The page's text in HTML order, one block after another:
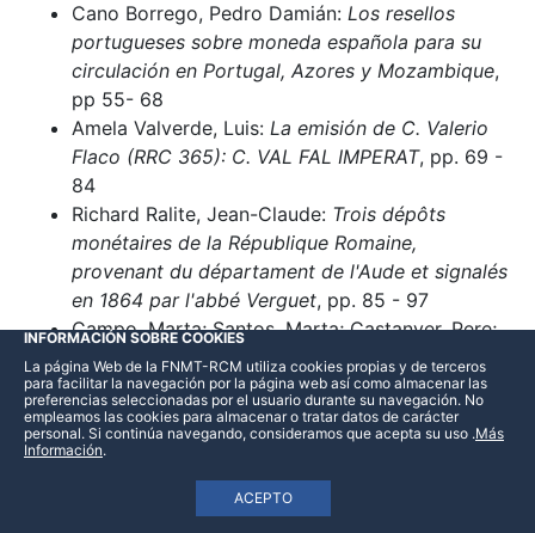
Cano Borrego, Pedro Damián: Los resellos
portugueses sobre moneda española para su
circulación en Portugal, Azores y Mozambique,
pp 55- 68
Amela Valverde, Luis: La emisión de C. Valerio
Flaco (RRC 365): C. VAL FAL IMPERAT, pp. 69 -
84
Richard Ralite, Jean-Claude: Trois dépôts
monétaires de la République Romaine,
provenant du départament de l'Aude et signalés
en 1864 par l'abbé Verguet, pp. 85 - 97
Campo, Marta; Santos, Marta; Castanyer, Pere;
Hernández, Elisa; Tremoleda, Joaquín:Conjunto
de divisores de dracma encontrado en la
Neápolis de Emporion (c. 230-220 a.C.), pp. 99
– 113
dieron los demonios”: sobre un curioso uso
INFORMACIÓN SOBRE COOKIES
La página Web de la FNMT-RCM utiliza cookies propias y de terceros
para facilitar la navegación por la página web así como almacenar las
preferencias seleccionadas por el usuario durante su navegación. No
empleamos las cookies para almacenar o tratar datos de carácter
personal. Si continúa navegando, consideramos que acepta su uso
ACEPTO
.Más
Información.